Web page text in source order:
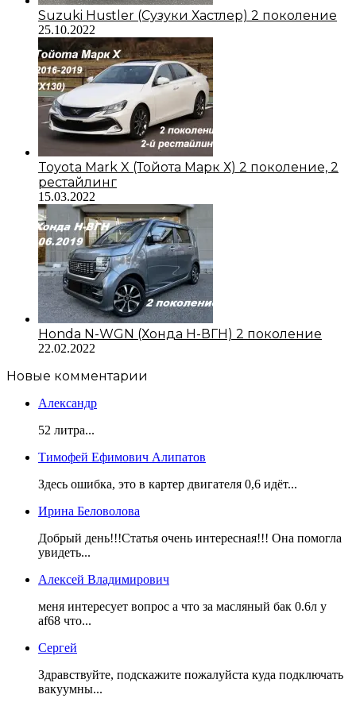
Suzuki Hustler (Сузуки Хастлер) 2 поколение
25.10.2022
Toyota Mark X (Тойота Марк Х) 2 поколение, 2
рестайлинг
15.03.2022
Honda N-WGN (Хонда Н-ВГН) 2 поколение
22.02.2022
Новые комментарии
Александр
52 литра...
Тимофей Ефимович Алипатов
Здесь ошибка, это в картер двигателя 0,6 идёт...
Ирина Беловолова
Добрый день!!!Статья очень интересная!!! Она помогла
увидеть...
Алексей Владимирович
меня интересует вопрос а что за масляный бак 0.6л у
af68 что...
Сергей
Здравствуйте, подскажите пожалуйста куда подключать
вакуумны...